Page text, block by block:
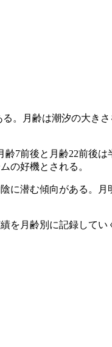
。月齢は潮汐の大き
7前後と月齢22前後
の好機とされる。
潜む傾向がある。
月齢別に記録して